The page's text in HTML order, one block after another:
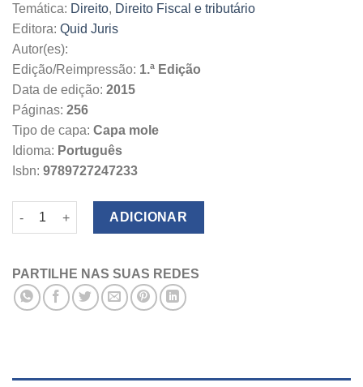
19.00€.17.10€.
Temática: Direito, Direito Fiscal e tributário
Editora: Quid Juris
Autor(es):
Edição/Reimpressão: 1.ª Edição
Data de edição: 2015
Páginas: 256
Tipo de capa: Capa mole
Idioma: Português
Isbn: 9789727247233
Quantidade de Recursos do Contencioso Tributário
ADICIONAR
PARTILHE NAS SUAS REDES